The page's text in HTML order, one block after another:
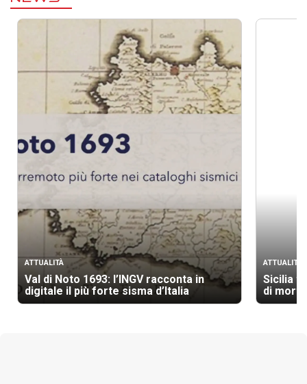
ATTUALITÀ
Val di Noto 1693: l’INGV racconta in
digitale il più forte sisma d’Italia
ATTUALITÀ
Sicilia
di morti